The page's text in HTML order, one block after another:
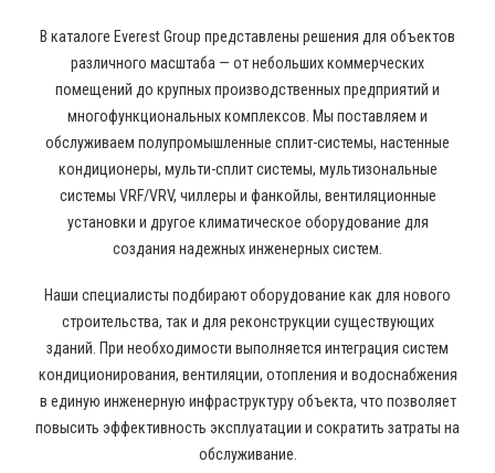
В каталоге Everest Group представлены решения для объектов
различного масштаба — от небольших коммерческих
помещений до крупных производственных предприятий и
многофункциональных комплексов. Мы поставляем и
обслуживаем полупромышленные сплит-системы, настенные
кондиционеры, мульти-сплит системы, мультизональные
системы VRF/VRV, чиллеры и фанкойлы, вентиляционные
установки и другое климатическое оборудование для
создания надежных инженерных систем.
Наши специалисты подбирают оборудование как для нового
строительства, так и для реконструкции существующих
зданий. При необходимости выполняется интеграция систем
кондиционирования, вентиляции, отопления и водоснабжения
в единую инженерную инфраструктуру объекта, что позволяет
повысить эффективность эксплуатации и сократить затраты на
обслуживание.